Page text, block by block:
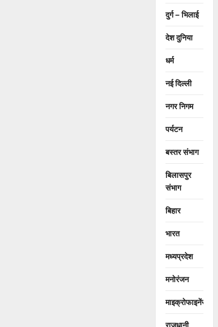
दुर्ग – भिलाई
देश दुनिया
धर्म
नई दिल्ली
नगर निगम
पर्यटन
बस्तर संभाग
बिलासपुर
संभाग
बिहार
भारत
मध्यप्रदेश
मनोरंजन
माइक्रोफाइनेंस